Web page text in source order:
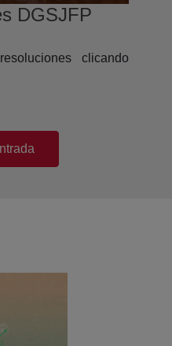
ventana)
DGSJFP
clicando
nueva ventana)